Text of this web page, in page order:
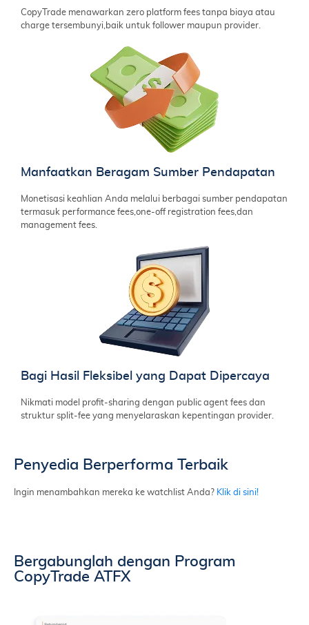
CopyTrade menawarkan zero platform fees tanpa biaya atau
charge tersembunyi,baik untuk follower maupun provider.
Manfaatkan Beragam Sumber Pendapatan
Monetisasi keahlian Anda melalui berbagai sumber pendapatan
termasuk performance fees,one-off registration fees,dan
management fees.
Bagi Hasil Fleksibel yang Dapat Dipercaya
Nikmati model profit-sharing dengan public agent fees dan
struktur split-fee yang menyelaraskan kepentingan provider.
Penyedia Berperforma Terbaik
Ingin menambahkan mereka ke watchlist Anda? Klik di sini!
Bergabunglah dengan Program
CopyTrade ATFX